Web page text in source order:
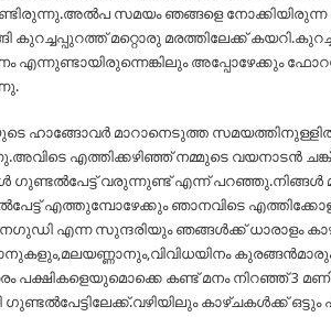
സമയം ഞങ്ങളെ നോക്കിയിരുന്ന
കുറച്ചപ്പുറത്ത് മറ്റൊരു മരത്തിലേക്ക്
എന്നുണ്ടായിരുന്നെങ്കിലും അപ്പോഴേക്കും
ഹാങ്ങോവർ മാറാനെടുത്ത
എത്തിക്കഴിഞ്ഞ് നമ്മുടെ വയനാടൻ ചങ്ക്
ഗുണ്ടൽപേട്ട് വരുന്നുണ്ട് എന്ന്
എത്തുമ്പോഴേക്കും ഞാനവിടെ
എന്ന സുന്ദരിയും ഞങ്ങൾക്ക് ധാരാളം
പക്ഷികളെയുമൊക്കെ കണ്ട് മനം നിറഞ്ഞ് 3
ഗുണ്ടൽപേട്ടിലേക്ക്.വഴിയിലും കാഴ്ചകൾക്ക്